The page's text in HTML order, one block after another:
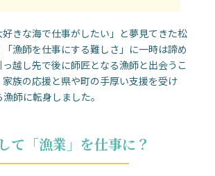
きな海で仕事がしたい」と夢見てきた松
漁師を仕事にする難しさ」に一時は諦め
越し先で後に師匠となる漁師と出会うこ
族の応援と県や町の手厚い支援を受け
師に転身しました。
て「漁業」を仕事に？